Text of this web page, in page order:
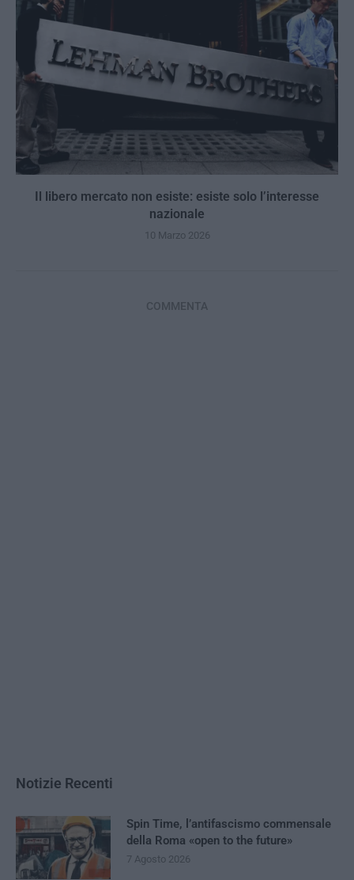
Il libero mercato non esiste: esiste solo l’interesse
nazionale
10 Marzo 2026
COMMENTA
Notizie Recenti
Spin Time, l’antifascismo commensale
della Roma «open to the future»
7 Agosto 2026